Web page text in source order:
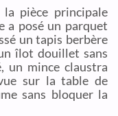
la pièce principale
a posé un parquet
un tapis berbère
îlot douillet sans
un mince claustra
sur la table de
sans bloquer la